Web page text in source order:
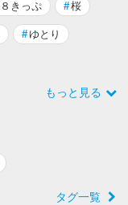
きっぷ #桜
#ゆとり
もっと見る
タグ一覧